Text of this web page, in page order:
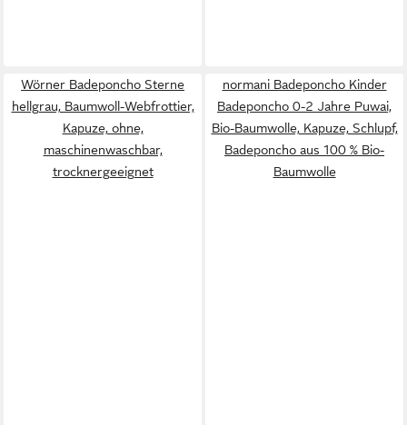
Wörner Badeponcho Sterne
hellgrau, Baumwoll-Webfrottier,
Kapuze, ohne,
maschinenwaschbar,
trocknergeeignet
normani Badeponcho Kinder
Badeponcho 0-2 Jahre Puwai,
Bio-Baumwolle, Kapuze, Schlupf,
Badeponcho aus 100 % Bio-
Baumwolle